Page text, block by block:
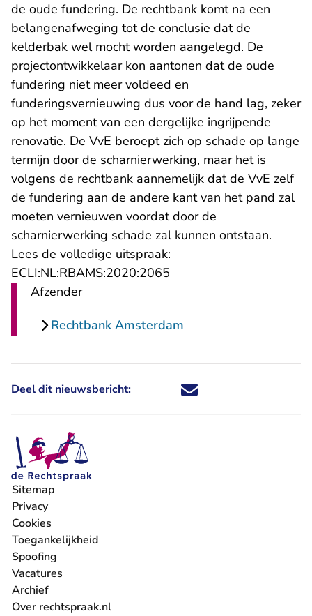
de oude fundering. De rechtbank komt na een
belangenafweging tot de conclusie dat de
kelderbak wel mocht worden aangelegd. De
projectontwikkelaar kon aantonen dat de oude
fundering niet meer voldeed en
funderingsvernieuwing dus voor de hand lag, zeker
op het moment van een dergelijke ingrijpende
renovatie. De VvE beroept zich op schade op lange
termijn door de scharnierwerking, maar het is
volgens de rechtbank aannemelijk dat de VvE zelf
de fundering aan de andere kant van het pand zal
moeten vernieuwen voordat door de
scharnierwerking schade zal kunnen ontstaan.
Lees de volledige uitspraak:
ECLI:NL:RBAMS:2020:2065
Afzender
Rechtbank Amsterdam
Deel dit nieuwsbericht: Deel dit nieuwsbericht via X -
Deel dit nieuwsbericht via
Deel dit nieuwsbericht
Deel dit
Sitemap
Privacy
Cookies
Toegankelijkheid
Spoofing
Vacatures
- U verlaat Rechtspraak.nl
Archief
Over rechtspraak.nl